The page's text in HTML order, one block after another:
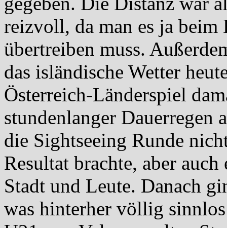
reizvoll, da man es ja beim
übertreiben muss.
das isländische Wetter
Österreich-Länderspiel
stundenlanger Dauerregen
die Sightseeing Runde
Resultat brachte, aber
Stadt und Leute. Danach
was hinterher völlig